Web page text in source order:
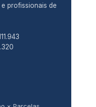
profissionais de